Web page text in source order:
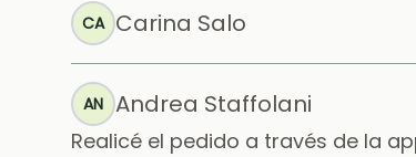
CA Carina Salo
AN Andrea Staffolani
Realicé el pedido a través de la